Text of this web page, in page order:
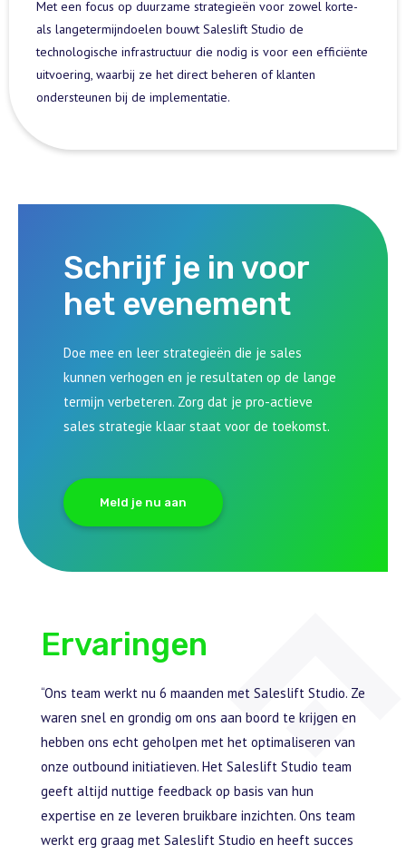
Met een focus op duurzame strategieën voor zowel korte-
als langetermijndoelen bouwt Saleslift Studio de
technologische infrastructuur die nodig is voor een efficiënte
uitvoering, waarbij ze het direct beheren of klanten
ondersteunen bij de implementatie.
Schrijf je in voor
het evenement
Doe mee en leer strategieën die je sales
kunnen verhogen en je resultaten op de lange
termijn verbeteren. Zorg dat je pro-actieve
sales strategie klaar staat voor de toekomst.
Meld je nu aan
Ervaringen
“Ons team werkt nu 6 maanden met Saleslift Studio. Ze
waren snel en grondig om ons aan boord te krijgen en
hebben ons echt geholpen met het optimaliseren van
onze outbound initiatieven. Het Saleslift Studio team
geeft altijd nuttige feedback op basis van hun
expertise en ze leveren bruikbare inzichten. Ons team
werkt erg graag met Saleslift Studio en heeft succes